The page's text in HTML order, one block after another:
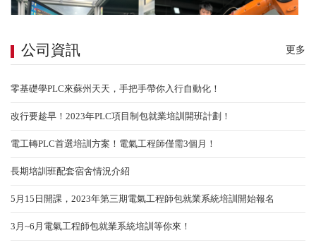
公司資訊 更多
零基礎學PLC來蘇州天天，手把手帶你入行自動化！
改行要趁早！2023年PLC項目制包就業培訓開班計劃！
電工轉PLC首選培訓方案！電氣工程師僅需3個月！
長期培訓班配套宿舍情況介紹
5月15日開課，2023年第三期電氣工程師包就業系統培訓開始報名
3月~6月電氣工程師包就業系統培訓等你來！